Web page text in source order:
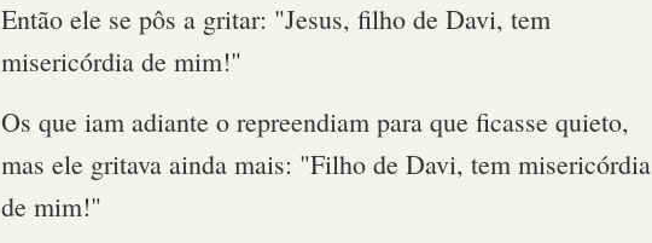
Então ele se pôs a gritar: "Jesus, filho de Davi, tem
misericórdia de mim!"
Os que iam adiante o repreendiam para que ficasse quieto,
mas ele gritava ainda mais: "Filho de Davi, tem misericórdia
de mim!"